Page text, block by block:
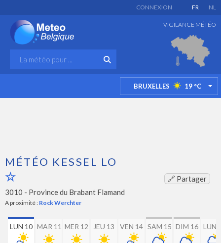
FR NL
CONNEXION
VIGILANCE MÉTÉO
BRUXELLES 19 °C
MÉTÉO KESSEL LO
🔗 Partager
3010 - Province du Brabant Flamand
A proximité : Rock Werchter
LUN 10 MAR 11 MER 12 JEU 13 VEN 14 SAM 15 DIM 16 LUN